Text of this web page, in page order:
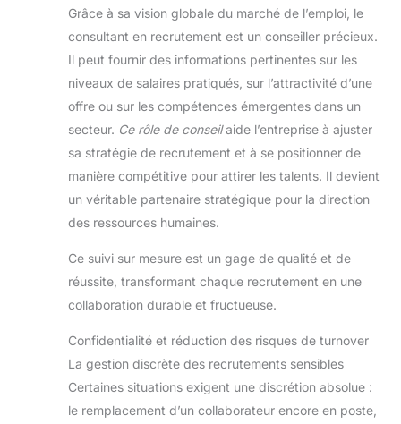
notes fiable pour les
réunions, d'un journal de
voyage pour vos
dédié à vos pensées, ce
carnet à lignes est un
excellent tout-en-un.
Excellent rapport
qualité/prix et polyvalence
: le cadeau idéal pour
son design intemporel et
ses caractéristiques
pratiques, ce carnet
exécutif constitue un
cadeau attentionné et
impressionnant pour les
personne qui apprécie le
pouvoir de l'écriture.
Grâce à sa vision globale du marché de l’emploi, le
consultant en recrutement est un conseiller précieux.
Il peut fournir des informations pertinentes sur les
niveaux de salaires pratiqués, sur l’attractivité d’une
offre ou sur les compétences émergentes dans un
secteur. Ce rôle de conseilaide l’entreprise à ajuster
sa stratégie de recrutement et à se positionner de
manière compétitive pour attirer les talents. Il devient
un véritable partenaire stratégique pour la direction
des ressources humaines.
Ce suivi sur mesure est un gage de qualité et de
réussite, transformant chaque recrutement en une
collaboration durable et fructueuse.
Confidentialité et réduction des risques de turnover
La gestion discrète des recrutements sensibles
Certaines situations exigent une discrétion absolue :
le remplacement d’un collaborateur encore en poste,